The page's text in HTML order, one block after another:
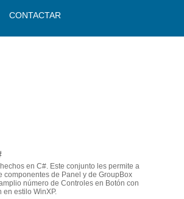
CONTACTAR
en C#. Este conjunto les permite a
de Panel y de GroupBox
número de Controles en Botón con
estilo WinXP.